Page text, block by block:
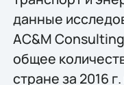
данные
AC&M
общее
стране за 2016